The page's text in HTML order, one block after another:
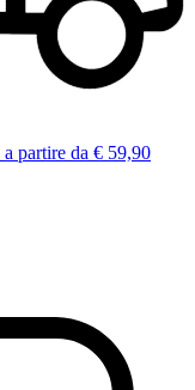
a partire da € 59,90